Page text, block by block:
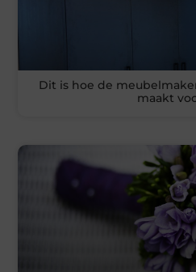
Dit is hoe de
maakt